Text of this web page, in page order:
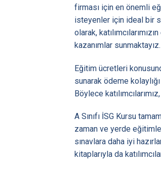
firması için en önemli
isteyenler için ideal bir
olarak,
kazanımlar sunmaktayız.
Eğitim ücretleri
sunarak ödeme
Böylece
A Sınıfı İSG Kursu
zaman ve yerde
sınavlara daha iyi
kitaplarıyla da